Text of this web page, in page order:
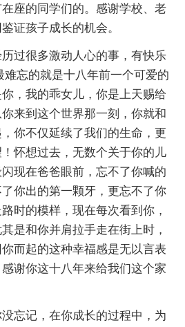
座的同学们的。感谢学校、老
证孩子成长的机会。
过很多激动人心的事，有快乐
难忘的就是十八年前一个可爱的
，我的乖女儿，你是上天赐给
来到这个世界那一刻，你就和
你不仅延续了我们的生命，更
怀想过去，无数个关于你的儿
现在爸爸眼前，忘不了你喊的
你出的第一颗牙，更忘不了你
时的模样，现在每次看到你，
是和你并肩拉手走在街上时，
而起的这种幸福感是无以言表
谢你这十八年来给我们这个家
忘记，在你成长的过程中，为